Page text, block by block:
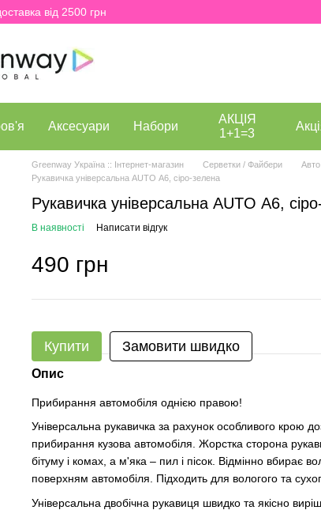
від 2500 грн
Аксесуари Набори
АКЦІЯ
1+1=3
Greenway Україна :: Інтернет-магазин Серветки / Файбери
Авто
Рукавичка універсальна AUTO А6, сіро-зелена
Рукавичка універсальна AUTO А6,
В наявності Написати відгук
490 грн
Купити Замовити швидко
Опис
Прибирання автомобіля однією правою!
Універсальна рукавичка за рахунок особливого крою
прибирання кузова автомобіля. Жорстка сторона
бітуму і комах, а м'яка – пил і пісок. Відмінно вбирає
поверхням автомобіля. Підходить для вологого та
Універсальна двобічна рукавиця швидко та якісно